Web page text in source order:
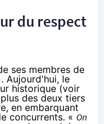
du respect
ses membres de
Aujourd'hui, le
historique (voir
des deux tiers
en embarquant
concurrents. « On